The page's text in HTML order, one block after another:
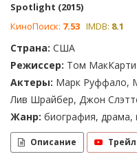
Spotlight (2015)
КиноПоиск: 7.53 IMDB: 8.1
Страна: США
Режиссер: Том МакКарти
Актеры: Марк Руффало,
Лив Шрайбер, Джон
Жанр: биография, драма,
Описание